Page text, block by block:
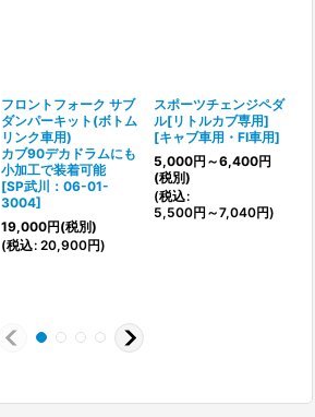
フロントフォーク サブ
ダンパーキット(ボトム
リンク車用)
カブ90デカドラムにも
小加工で装着可能
[SP武川：06-01-
3004]
19,000円(税別)
(税込: 20,900円)
スポーツチェンジペダ
ル[リトルカブ専用]
[キャブ車用・FI車用]
5,000円 ～6,400円
(税別)
(税込:
5,500円 ～7,040円)